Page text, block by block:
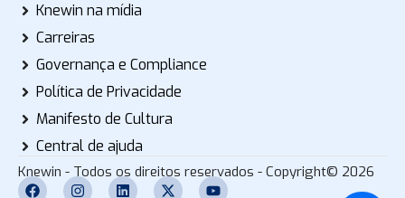
Knewin na mídia
Carreiras
Governança e Compliance
Política de Privacidade
Manifesto de Cultura
Central de ajuda
Knewin - Todos os direitos reservados - Copyright© 2026